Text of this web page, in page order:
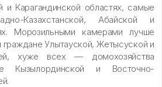
и Карагандинской областях, самые
Казахстанской, Абайской и
Морозильными камерами лучше
Улытауской, Жетысуской и
хуже всех — домохозяйства
Кызылординской и Восточно-